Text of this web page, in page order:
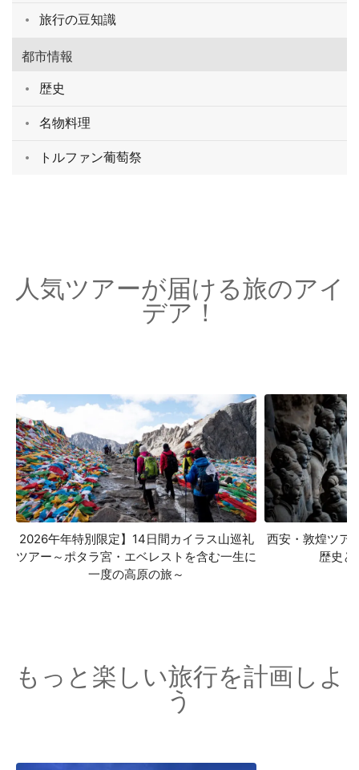
旅行の豆知識
都市情報
歴史
名物料理
トルファン葡萄祭
人気ツアーが届ける旅のアイ
デア！
2026午年特別限定】14日間カイラス山巡礼
ツアー～ポタラ宮・エベレストを含む一生に
一度の高原の旅～
西安・敦煌ツア
歴史と
もっと楽しい旅行を計画しよ
う